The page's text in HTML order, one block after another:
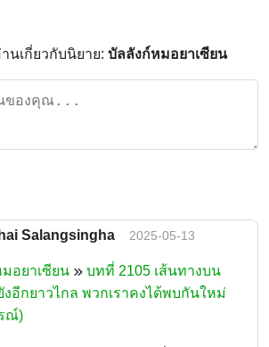
นเกี่ยวกับนิยาย: บัลลังก์หมอยาเซียน
Salangsingha
2025-05-13
อยาเซียน
บทที่ 2105 เส้นทางบน
อีกยาวไกล พวกเราคงได้พบกันใหม่
ณ์)